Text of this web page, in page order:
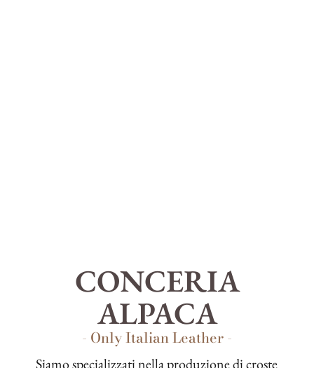
CONCERIA
ALPACA
- Only Italian Leather -
Siamo specializzati nella produzione di croste